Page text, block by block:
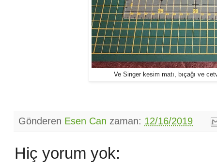
Ve Singer kesim matı, bıçağı ve
Gönderen Esen Can zaman: 12/16/2019
Hiç yorum yok: